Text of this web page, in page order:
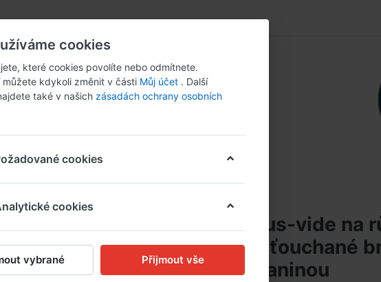
s jablky a slaninou
Hovězí sous-vide na
kapustě, šťouchané
jablky a slaninou
cookies
které cookies povolíte nebo odmítnete.
můžete kdykoli změnit v části Můj účet . Další
také v našich zásadách ochrany osobních
cookies
cookies
vybrané Přijmout vše